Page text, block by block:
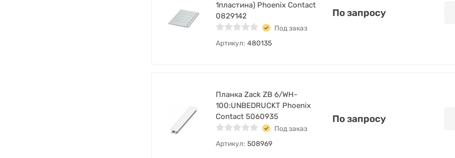
1пластина) Phoenix Contact
0829142
Под заказ
Артикул: 480135
По запросу
Планка Zack ZB 6/WH-
100:UNBEDRUCKT Phoenix
Contact 5060935
Под заказ
Артикул: 508969
По запросу